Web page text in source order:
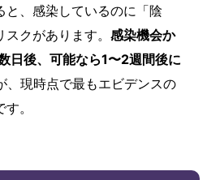
と、感染しているのに「陰
クがあります。 感染機会か
日後、可能なら1〜2週間後に
、現時点で最もエビデンスの
。